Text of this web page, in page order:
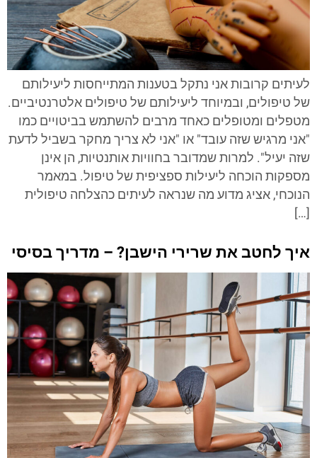
לעיתים קרובות אני נתקל בטענות המתייחסות ליעילותם
של טיפולים, ובמיוחד ליעילותם של טיפולים אלטרנטיביים.
מטפלים ומטופלים כאחד מרבים להשתמש בביטויים כמו
"אני מרגיש שזה עובד" או "אני לא צריך מחקר בשביל לדעת
שזה יעיל". למרות שמדובר בחוויות אותנטיות, הן אינן
מספקות הוכחה ליעילות ספציפית של טיפול. במאמר
הנוכחי, אציג מדוע מה שנראה לעיתים כהצלחה טיפולית
[…]
איך לחטב את שרירי הישבן? – מדריך בסיסי